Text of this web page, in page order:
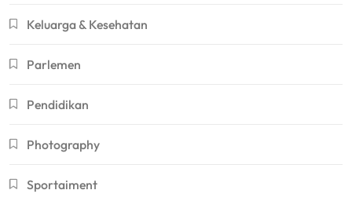
Keluarga & Kesehatan
Parlemen
Pendidikan
Photography
Sportaiment